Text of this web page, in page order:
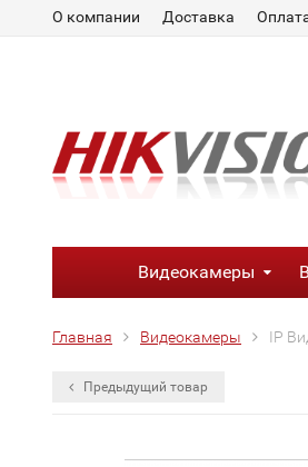
О компании Доставка
Видеокамеры
Главная Видеокамеры IP
Предыдущий товар